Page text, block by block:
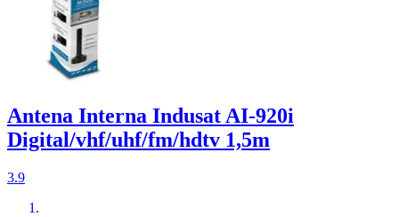
Antena Interna Indusat AI-920i
Digital/vhf/uhf/fm/hdtv 1,5m
3.9